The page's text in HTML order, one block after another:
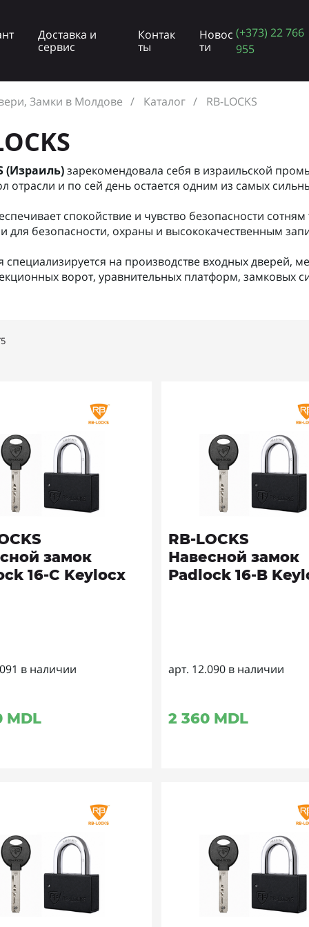
Доставка и
сервис
Контак
ты
Новос
ти
(+373) 22 766
955
Замки в Молдове Каталог RB-LOCKS
(Израиль)зарекомендовала себя в израильской
отрасли и по сей день остается одним из самых
спокойствие и чувство безопасности
для безопасности, охраны и высококачественным
специализируется на производстве входных дверей,
ворот, уравнительных платформ, замковых
замок
16-C Keylocx
в наличии
MDL
RB-LOCKS
Навесной замок
Padlock 16-B
арт. 12.090 в наличии
2 360MDL